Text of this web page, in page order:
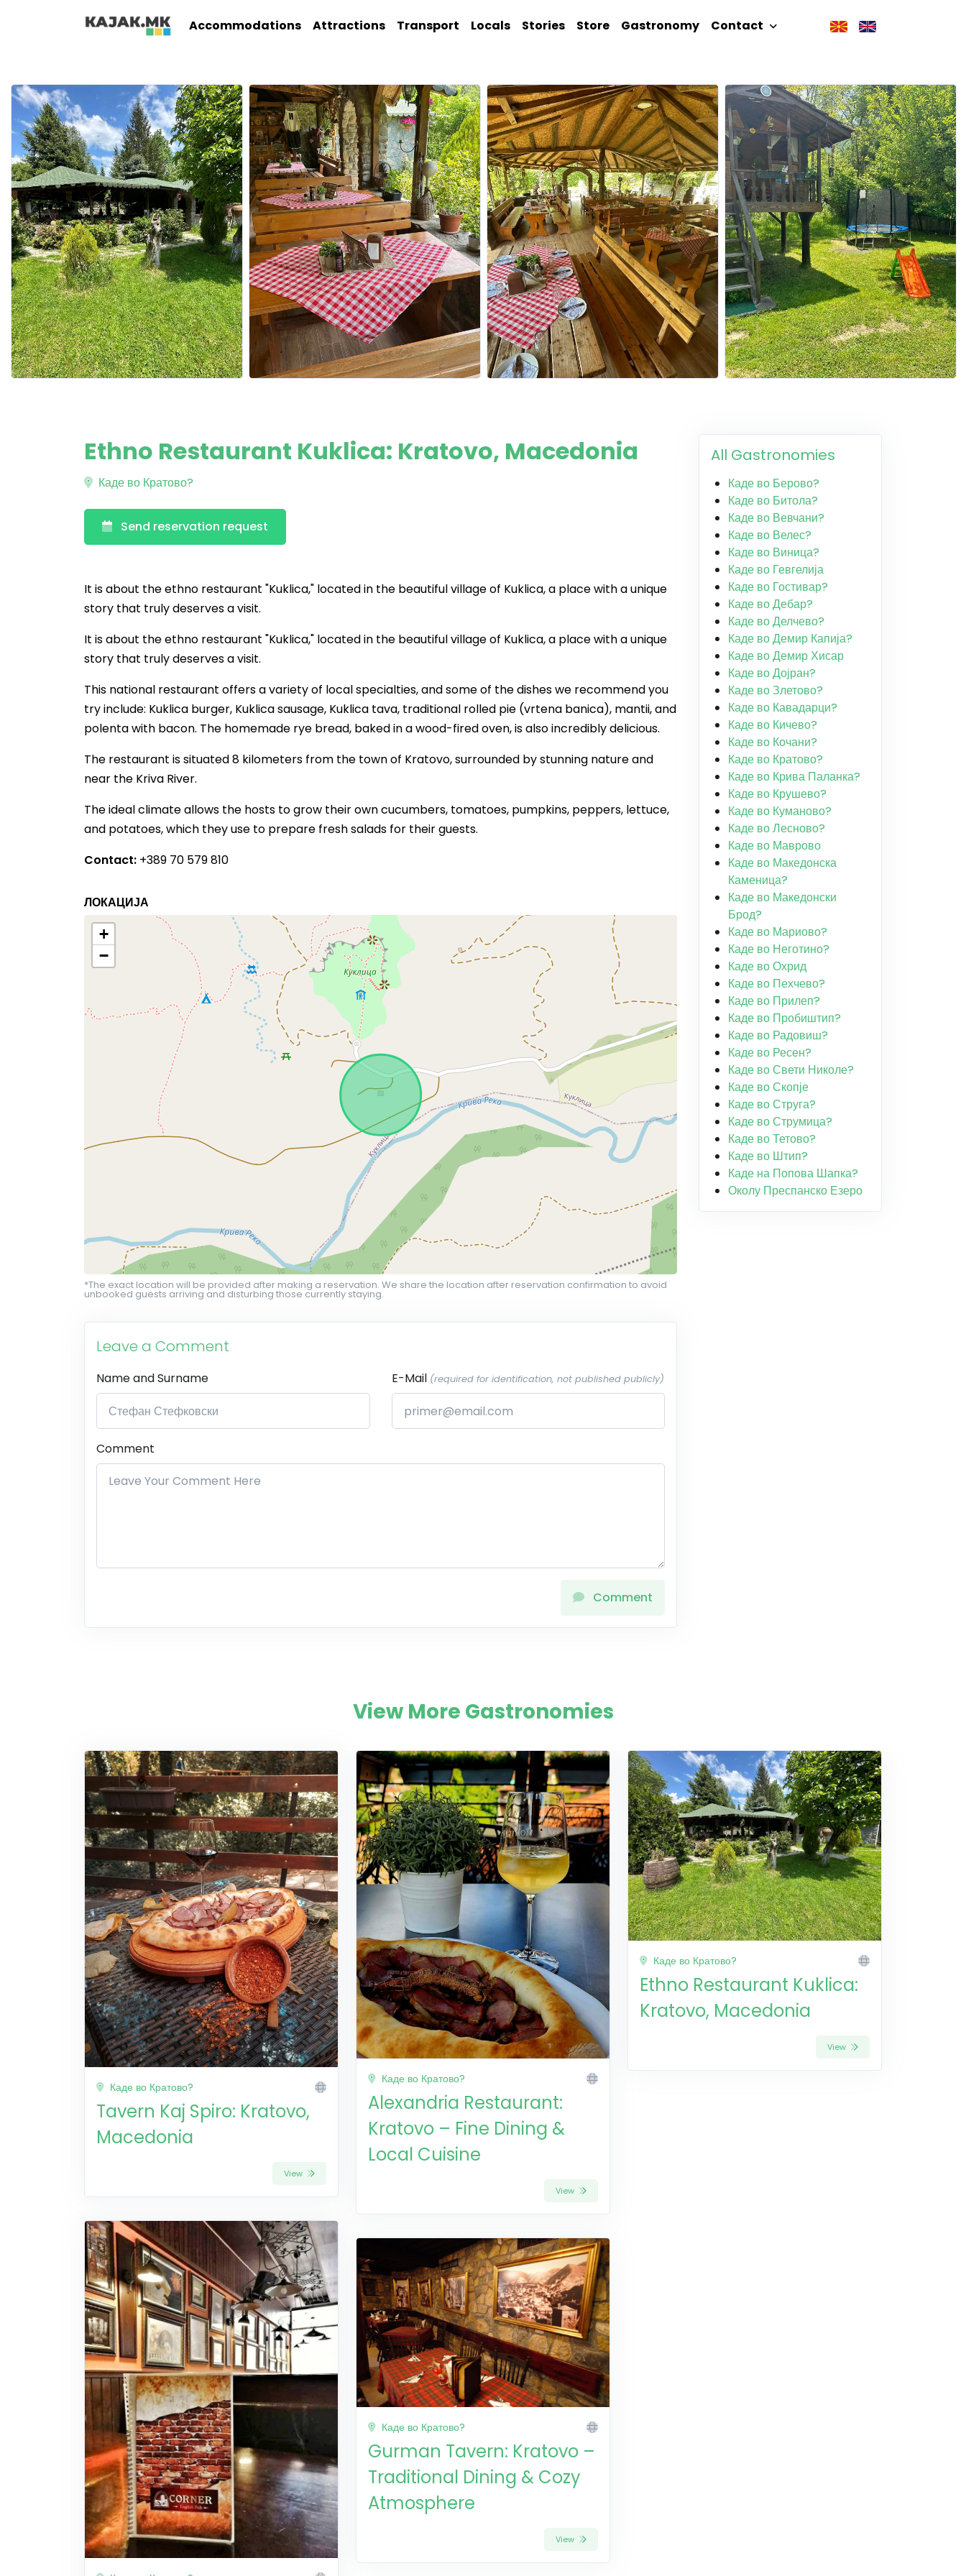
Accommodations Attractions Transport Locals Stories Store Gastronomy Contact
Ethno Restaurant Kuklica: Kratovo, Macedonia
Каде во Кратово?
Send reservation request
It is about the ethno restaurant "Kuklica," located in the beautiful village of Kuklica, a place with a unique
story that truly deserves a visit.
It is about the ethno restaurant "Kuklica," located in the beautiful village of Kuklica, a place with a unique
story that truly deserves a visit.
This national restaurant offers a variety of local specialties, and some of the dishes we recommend you
try include: Kuklica burger, Kuklica sausage, Kuklica tava, traditional rolled pie (vrtena banica), mantii, and
polenta with bacon. The homemade rye bread, baked in a wood-fired oven, is also incredibly delicious.
The restaurant is situated 8 kilometers from the town of Kratovo, surrounded by stunning nature and
near the Kriva River.
The ideal climate allows the hosts to grow their own cucumbers, tomatoes, pumpkins, peppers, lettuce,
and potatoes, which they use to prepare fresh salads for their guests.
Contact: +389 70 579 810
ЛОКАЦИЈА
+
−
*The exact location will be provided after making a reservation. We share the location after reservation confirmation to avoid
unbooked guests arriving and disturbing those currently staying.
Leave a Comment
Name and Surname E-Mail (required for identification, not published publicly)
Comment
Comment
All Gastronomies
Каде во Берово?
Каде во Битола?
Каде во Вевчани?
Каде во Велес?
Каде во Виница?
Каде во Гевгелија
Каде во Гостивар?
Каде во Дебар?
Каде во Делчево?
Каде во Демир Капија?
Каде во Демир Хисар
Каде во Дојран?
Каде во Злетово?
Каде во Кавадарци?
Каде во Кичево?
Каде во Кочани?
Каде во Кратово?
Каде во Крива Паланка?
Каде во Крушево?
Каде во Куманово?
Каде во Лесново?
Каде во Маврово
Каде во Македонска
Каменица?
Каде во Македонски
Брод?
Каде во Мариово?
Каде во Неготино?
Каде во Охрид
Каде во Пехчево?
Каде во Прилеп?
Каде во Пробиштип?
Каде во Радовиш?
Каде во Ресен?
Каде во Свети Николе?
Каде во Скопје
Каде во Струга?
Каде во Струмица?
Каде во Тетово?
Каде во Штип?
Каде на Попова Шапка?
Околу Преспанско Езеро
View More Gastronomies
Каде во Кратово?
Tavern Kaj Spiro: Kratovo,
Macedonia
View
Каде во Кратово?
Alexandria Restaurant:
Kratovo – Fine Dining &
Local Cuisine
View
Каде во Кратово?
Gurman Tavern: Kratovo –
Traditional Dining & Cozy
Atmosphere
View
Каде во Кратово?
Ethno Restaurant Kuklica:
Kratovo, Macedonia
View